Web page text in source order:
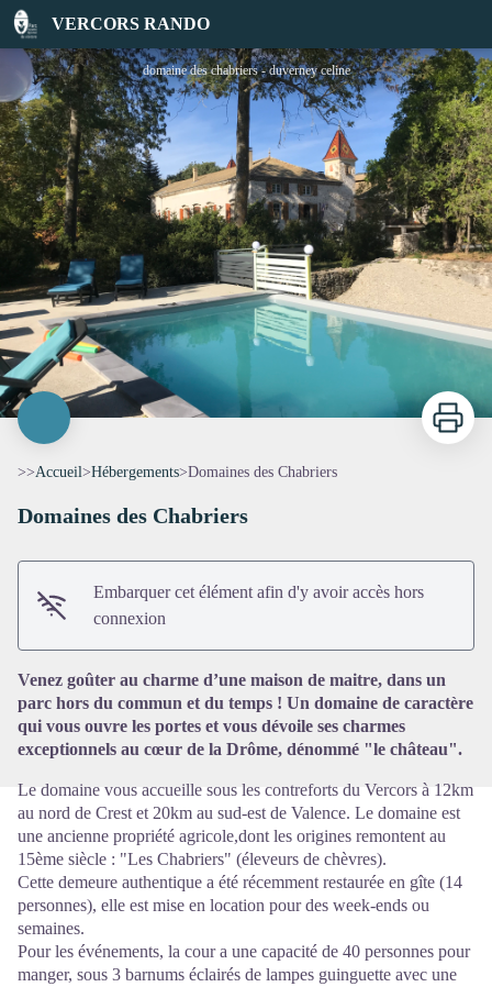
VERCORS RANDO
Domaines des Chabriers
domaine des chabriers - duverney celine
Imprimer
>>Accueil>Hébergements>Domaines des Chabriers
Domaines des Chabriers
Embarquer cet élément afin d'y avoir accès hors
connexion
Venez goûter au charme d’une maison de maitre, dans un
parc hors du commun et du temps ! Un domaine de caractère
qui vous ouvre les portes et vous dévoile ses charmes
exceptionnels au cœur de la Drôme, dénommé "le château".
Le domaine vous accueille sous les contreforts du Vercors à 12km
au nord de Crest et 20km au sud-est de Valence. Le domaine est
une ancienne propriété agricole,dont les origines remontent au
15ème siècle : "Les Chabriers" (éleveurs de chèvres).
Cette demeure authentique a été récemment restaurée en gîte (14
personnes), elle est mise en location pour des week-ends ou
semaines.
Pour les événements, la cour a une capacité de 40 personnes pour
manger, sous 3 barnums éclairés de lampes guinguette avec une